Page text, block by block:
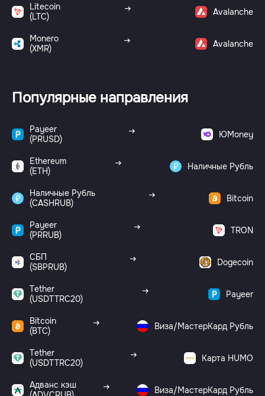
Litecoin
(LTC)
Avalanche
Monero
(XMR)
Avalanche
Популярные направления
Payeer
(PRUSD)
ЮMoney
Ethereum
(ETH)
Наличные Рубль
Наличные Рубль
(CASHRUB)
Bitcoin
Payeer
(PRRUB)
TRON
СБП
(SBPRUB)
Dogecoin
Tether
(USDTTRC20)
Payeer
Bitcoin
(BTC)
Виза/МастерКард Рубль
Tether
(USDTTRC20)
Карта HUMO
Адванс кэш
Виза/МастерКард Рубль